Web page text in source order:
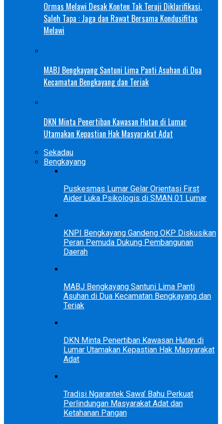
Ormas Melawi Desak Konten Tak Teruji Diklarifikasi,
Saleh Tapa : Jaga dan Rawat Bersama Kondusifitas
Melawi
MABJ Bengkayang Santuni Lima Panti Asuhan di Dua
Kecamatan Bengkayang dan Teriak
DKN Minta Penertiban Kawasan Hutan di Lumar
Utamakan Kepastian Hak Masyarakat Adat
Sekadau
Bengkayang
Puskesmas Lumar Gelar Orientasi First
Aider Luka Psikologis di SMAN 01 Lumar
KNPI Bengkayang Gandeng OKP Diskusikan
Peran Pemuda Dukung Pembangunan
Daerah
MABJ Bengkayang Santuni Lima Panti
Asuhan di Dua Kecamatan Bengkayang dan
Teriak
DKN Minta Penertiban Kawasan Hutan di
Lumar Utamakan Kepastian Hak Masyarakat
Adat
Tradisi Ngarantek Sawa’ Bahu Perkuat
Perlindungan Masyarakat Adat dan
Ketahanan Pangan